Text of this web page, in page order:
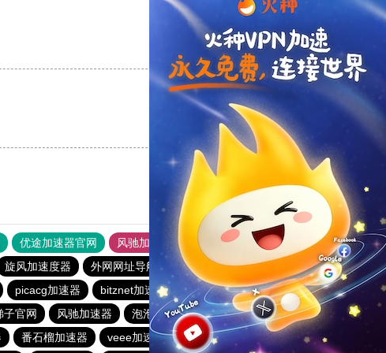
支持 [0] 反对 [0]
支持
优途加速器官网 风驰加速器
旋风加速器
旋风加速度器 外网网址导航 软件中心 雷霆加速
狂飙加速器
picacg加速器 bitznet加速器 蜜蜂加速器
云梯加速器
子官网 风驰加速器 泡泡狗加速器 海鸥加速器
极风加速器
番石榴加速器 veee加速器 蚂蚁加速器 闪电猫加速器